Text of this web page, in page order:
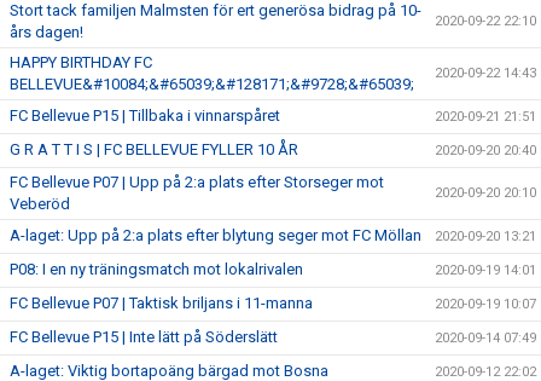
Stort tack familjen Malmsten för ert generösa bidrag på 10-
års dagen!
2020-09-22 22:10
HAPPY BIRTHDAY FC
BELLEVUE&#10084;&#65039;&#128171;&#9728;&#65039;
2020-09-22 14:43
FC Bellevue P15 | Tillbaka i vinnarspåret 2020-09-21 21:51
G R A T T I S | FC BELLEVUE FYLLER 10 ÅR 2020-09-20 20:40
FC Bellevue P07 | Upp på 2:a plats efter Storseger mot
Veberöd
2020-09-20 20:10
A-laget: Upp på 2:a plats efter blytung seger mot FC Möllan 2020-09-20 13:21
P08: I en ny träningsmatch mot lokalrivalen 2020-09-19 14:01
FC Bellevue P07 | Taktisk briljans i 11-manna 2020-09-19 10:07
FC Bellevue P15 | Inte lätt på Söderslätt 2020-09-14 07:49
A-laget: Viktig bortapoäng bärgad mot Bosna 2020-09-12 22:02